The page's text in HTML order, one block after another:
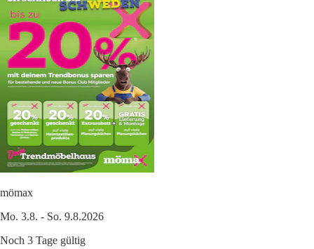
mömax
Mo. 3.8. - So. 9.8.2026
Noch 3 Tage gültig